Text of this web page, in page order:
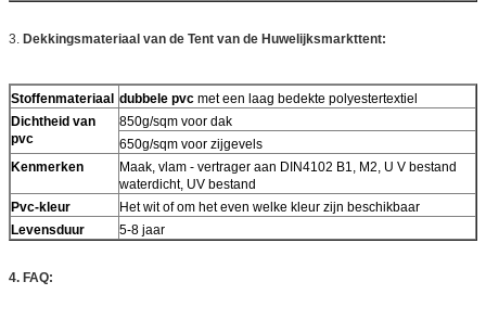
3. Dekkingsmateriaal van de Tent van de Huwelijksmarkttent:
Stoffenmateriaal dubbele pvc met een laag bedekte polyestertextiel
Dichtheid van
pvc
850g/sqm voor dak
650g/sqm voor zijgevels
Kenmerken
Maak, vlam - vertrager aan DIN4102 B1, M2, U V bestand
waterdicht, UV bestand
Pvc-kleur
Het wit of om het even welke kleur zijn beschikbaar
Levensduur
5-8 jaar
4. FAQ: